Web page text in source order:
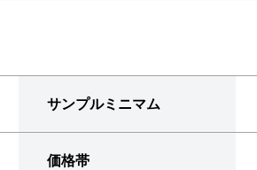
サンプルミニマム
価格帯